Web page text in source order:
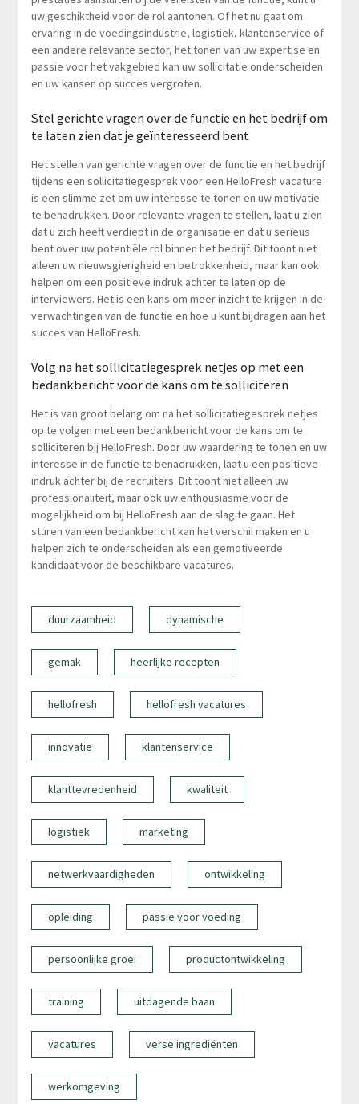
uw geschiktheid voor de rol aantonen. Of het nu gaat om
ervaring in de voedingsindustrie, logistiek, klantenservice of
een andere relevante sector, het tonen van uw expertise en
passie voor het vakgebied kan uw sollicitatie onderscheiden
en uw kansen op succes vergroten.
Stel gerichte vragen over de functie en het bedrijf om
te laten zien dat je geïnteresseerd bent
Het stellen van gerichte vragen over de functie en het bedrijf
tijdens een sollicitatiegesprek voor een HelloFresh vacature
is een slimme zet om uw interesse te tonen en uw motivatie
te benadrukken. Door relevante vragen te stellen, laat u zien
dat u zich heeft verdiept in de organisatie en dat u serieus
bent over uw potentiële rol binnen het bedrijf. Dit toont niet
alleen uw nieuwsgierigheid en betrokkenheid, maar kan ook
helpen om een positieve indruk achter te laten op de
interviewers. Het is een kans om meer inzicht te krijgen in de
verwachtingen van de functie en hoe u kunt bijdragen aan het
succes van HelloFresh.
Volg na het sollicitatiegesprek netjes op met een
bedankbericht voor de kans om te solliciteren
Het is van groot belang om na het sollicitatiegesprek netjes
op te volgen met een bedankbericht voor de kans om te
solliciteren bij HelloFresh. Door uw waardering te tonen en uw
interesse in de functie te benadrukken, laat u een positieve
indruk achter bij de recruiters. Dit toont niet alleen uw
professionaliteit, maar ook uw enthousiasme voor de
mogelijkheid om bij HelloFresh aan de slag te gaan. Het
sturen van een bedankbericht kan het verschil maken en u
helpen zich te onderscheiden als een gemotiveerde
kandidaat voor de beschikbare vacatures.
duurzaamheid dynamische
gemak heerlijke recepten
hellofresh hellofresh vacatures
innovatie klantenservice
klanttevredenheid kwaliteit
logistiek marketing
netwerkvaardigheden ontwikkeling
opleiding passie voor voeding
persoonlijke groei productontwikkeling
training uitdagende baan
vacatures verse ingrediënten
werkomgeving